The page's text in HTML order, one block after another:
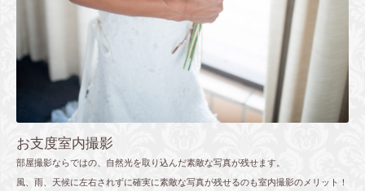
お支度室内撮影
部屋撮影ならではの、自然光を取り込んだ素敵な写真が残せます。
風、雨、天候に左右されずに確実に素敵な写真が残せるのも室内撮影のメリット！